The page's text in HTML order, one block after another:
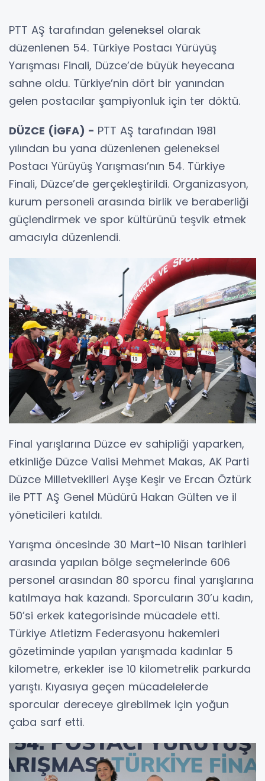
PTT AŞ tarafından geleneksel olarak
düzenlenen 54. Türkiye Postacı Yürüyüş
Yarışması Finali, Düzce’de büyük heyecana
sahne oldu. Türkiye’nin dört bir yanından
gelen postacılar şampiyonluk için ter döktü.
DÜZCE (İGFA) - PTT AŞ tarafından 1981
yılından bu yana düzenlenen geleneksel
Postacı Yürüyüş Yarışması’nın 54. Türkiye
Finali, Düzce’de gerçekleştirildi. Organizasyon,
kurum personeli arasında birlik ve beraberliği
güçlendirmek ve spor kültürünü teşvik etmek
amacıyla düzenlendi.
Final yarışlarına Düzce ev sahipliği yaparken,
etkinliğe Düzce Valisi Mehmet Makas, AK Parti
Düzce Milletvekilleri Ayşe Keşir ve Ercan Öztürk
ile PTT AŞ Genel Müdürü Hakan Gülten ve il
yöneticileri katıldı.
Yarışma öncesinde 30 Mart–10 Nisan tarihleri
arasında yapılan bölge seçmelerinde 606
personel arasından 80 sporcu final yarışlarına
katılmaya hak kazandı. Sporcuların 30’u kadın,
50’si erkek kategorisinde mücadele etti.
Türkiye Atletizm Federasyonu hakemleri
gözetiminde yapılan yarışmada kadınlar 5
kilometre, erkekler ise 10 kilometrelik parkurda
yarıştı. Kıyasıya geçen mücadelelerde
sporcular dereceye girebilmek için yoğun
çaba sarf etti.